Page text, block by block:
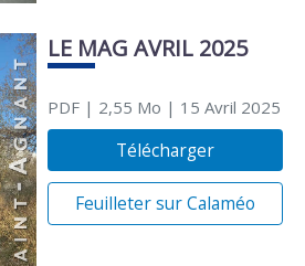
LE MAG AVRIL 2025
PDF| 2,55 Mo | 15 Avril 2025
Télécharger
Feuilleter sur Calaméo